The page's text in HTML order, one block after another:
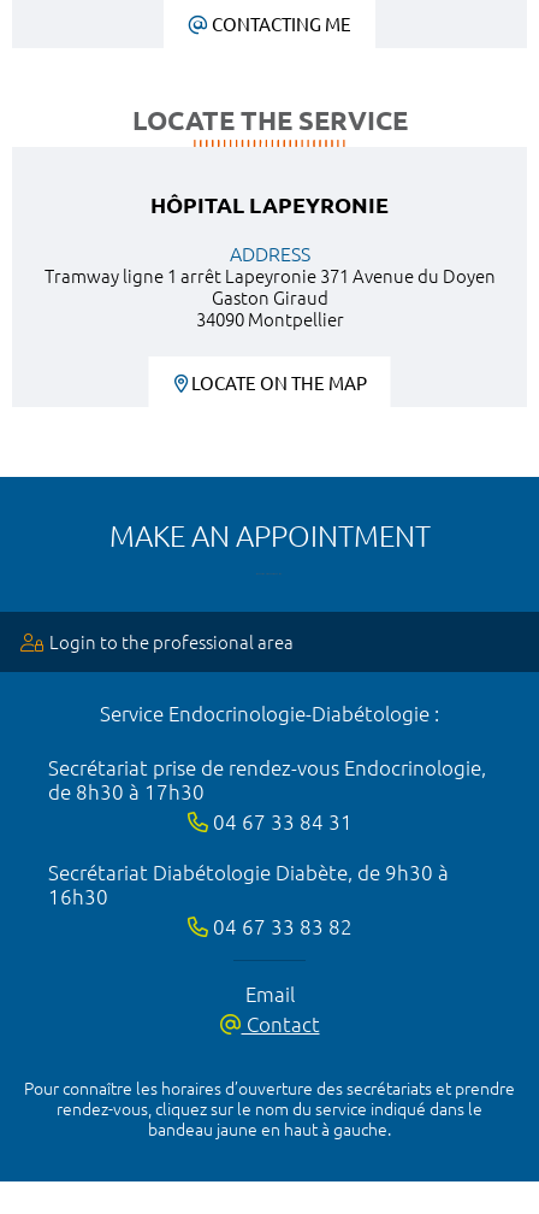
CONTACTING ME
LOCATE THE SERVICE
HÔPITAL LAPEYRONIE
ADDRESS
Tramway ligne 1 arrêt Lapeyronie 371 Avenue du Doyen
Gaston Giraud
34090 Montpellier
LOCATE ON THE MAP
MAKE AN APPOINTMENT
Login to the professional area
Service Endocrinologie-Diabétologie :
Secrétariat prise de rendez-vous Endocrinologie,
de 8h30 à 17h30
04 67 33 84 31
Secrétariat Diabétologie Diabète, de 9h30 à
16h30
04 67 33 83 82
Email
Contact
Pour connaître les horaires d’ouverture des secrétariats et prendre
rendez-vous, cliquez sur le nom du service indiqué dans le
bandeau jaune en haut à gauche.